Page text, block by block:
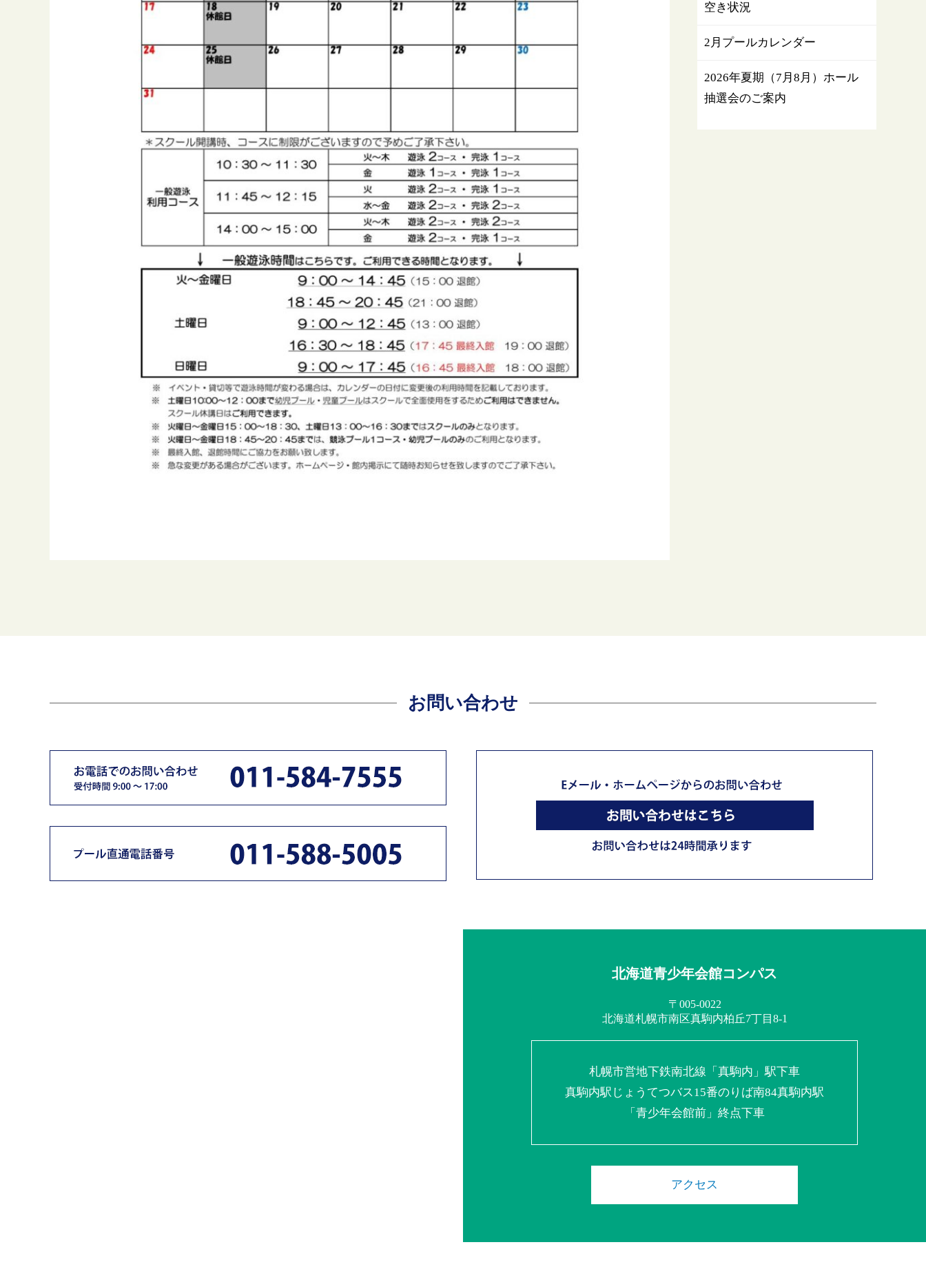
空き状況
2月プールカレンダー
2026年夏期（7月8月）ホール
抽選会のご案内
お問い合わせ
北海道青少年会館コンパス
〒005-0022
北海道札幌市南区真駒内柏丘7丁目8-1
札幌市営地下鉄南北線 「真駒内」駅下車
真駒内駅じょうてつバス15番のりば南84真駒内駅
「青少年会館前」終点下車
アクセス